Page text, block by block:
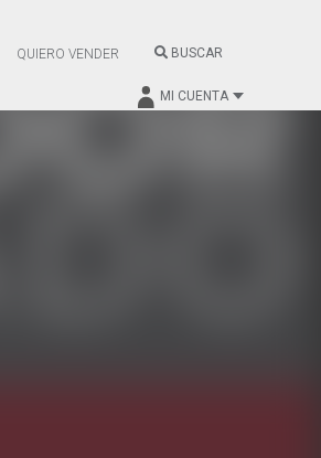
QUIERO VENDER BUSCAR
MI CUENTA